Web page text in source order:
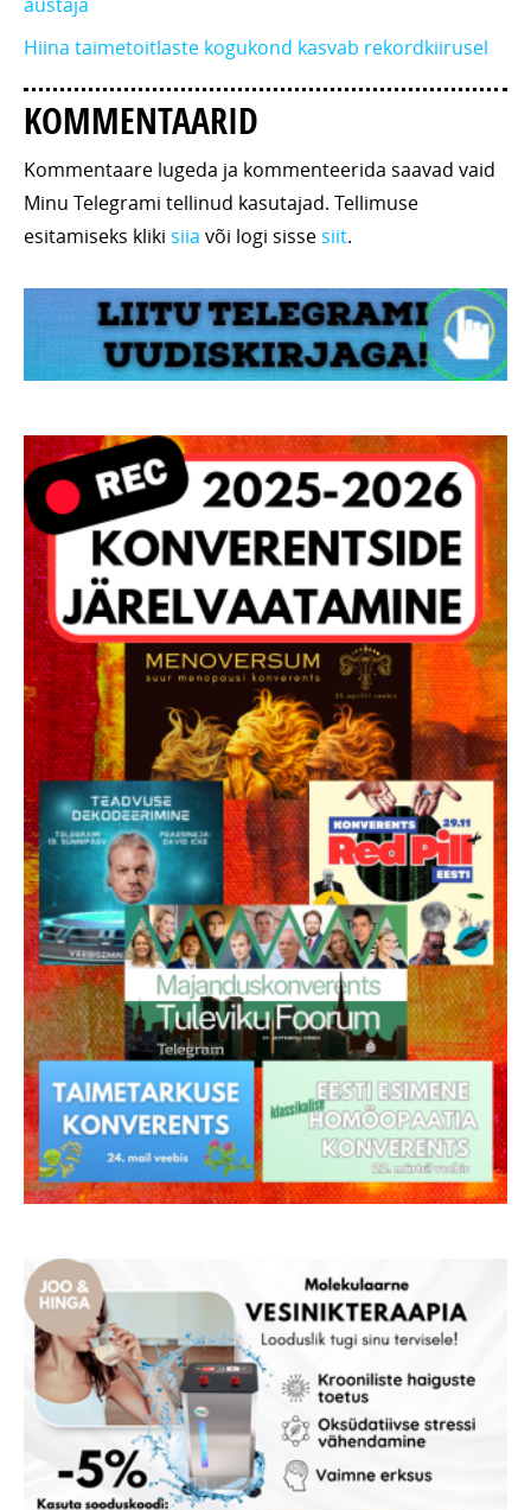
Hiina taimetoitlaste kogukond kasvab rekordkiirusel
KOMMENTAARID
Kommentaare lugeda ja kommenteerida saavad vaid
Minu Telegrami tellinud kasutajad. Tellimuse
esitamiseks kliki siia või logi sissesiit.